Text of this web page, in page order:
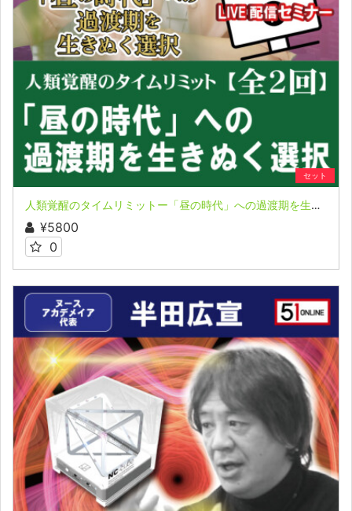
セット
人類覚醒のタイムリミットー「昼の時代」への過渡期を生きぬく選択 ー 天河りえ氏全２回シリーズ LIVE配信セミナー
¥5800
0